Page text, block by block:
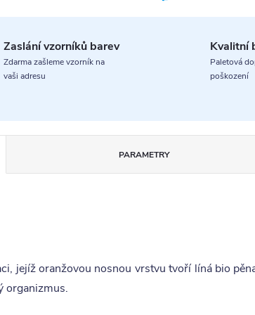
Zaslání vzorníků barev
Zdarma zašleme vzorník na
vaši adresu
Kvalitní
Paletová
poškození
PARAMETRY
jejíž oranžovou nosnou vrstvu tvoří líná bio
organizmus.